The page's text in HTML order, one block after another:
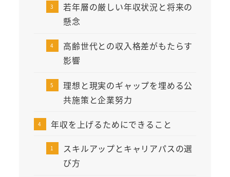
若年層の厳しい年収状況と将来の
懸念
高齢世代との収入格差がもたらす
影響
理想と現実のギャップを埋める公
共施策と企業努力
年収を上げるためにできること
スキルアップとキャリアパスの選
び方